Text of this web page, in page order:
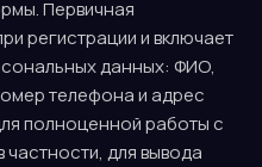
Первичная
регистрации и включает
данных: ФИО,
телефона и адрес
полноценной работы с
для вывода